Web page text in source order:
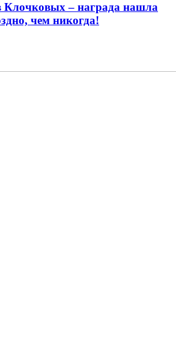
Клочковых – награда нашла
чем никогда!